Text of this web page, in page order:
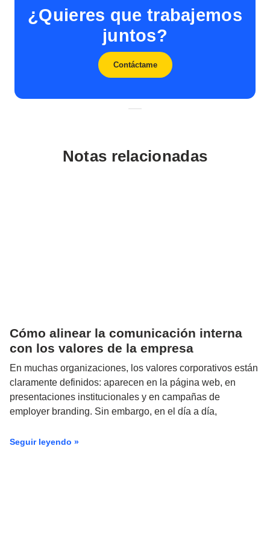
¿Quieres que trabajemos
juntos?
Contáctame
Notas relacionadas
Cómo alinear la comunicación interna
con los valores de la empresa
En muchas organizaciones, los valores corporativos están
claramente definidos: aparecen en la página web, en
presentaciones institucionales y en campañas de
employer branding. Sin embargo, en el día a día,
Seguir leyendo »